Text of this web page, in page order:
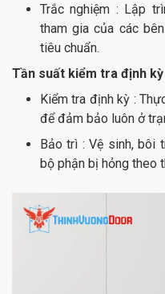
Trắc nghiệm : Lập
tham gia của các
tiêu chuẩn.
Tần suất kiểm tra định
Kiểm tra định kỳ :
để đảm bảo luôn ở
Bảo trì : Vệ sinh, bôi
bộ phận bị hỏng theo